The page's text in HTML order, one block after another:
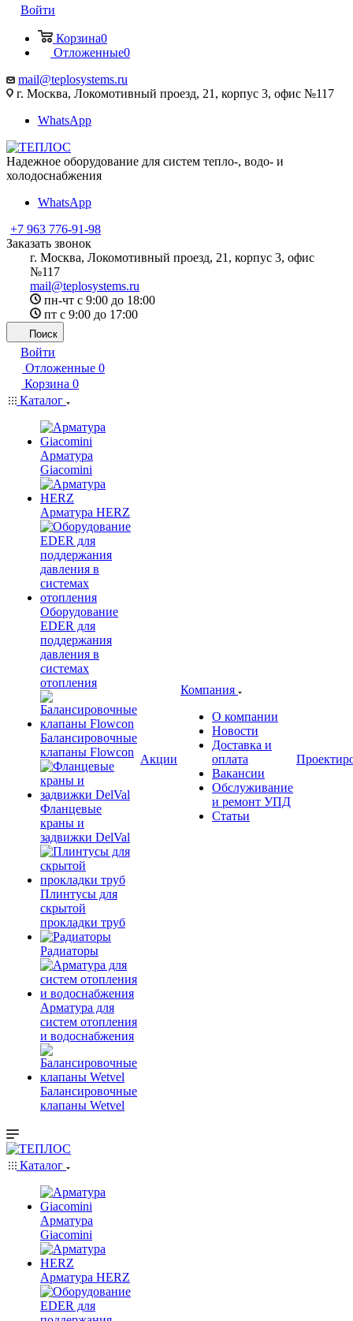
Войти
Корзина0
Отложенные0
mail@teplosystems.ru
г. Москва, Локомотивный проезд, 21, корпус 3, офис №117
WhatsApp
Надежное оборудование для систем тепло-, водо- и
холодоснабжения
WhatsApp
+7 963 776-91-98
Заказать звонок
г. Москва, Локомотивный проезд, 21, корпус 3, офис
№117
mail@teplosystems.ru
пн-чт с 9:00 до 18:00
пт с 9:00 до 17:00
Поиск
Войти
Отложенные 0
Корзина 0
Каталог
Арматура
Giacomini
Арматура HERZ
Оборудование
EDER для
поддержания
давления в
системах
отопления
Балансировочные
клапаны Flowcon
Фланцевые
краны и
задвижки DelVal
Плинтусы для
скрытой
прокладки труб
Радиаторы
Арматура для
систем отопления
и водоснабжения
Балансировочные
клапаны Wetvel
Акции
Компания
О компании
Новости
Доставка и
оплата
Вакансии
Обслуживание
и ремонт УПД
Статьи
Каталог
Арматура
Giacomini
Арматура HERZ